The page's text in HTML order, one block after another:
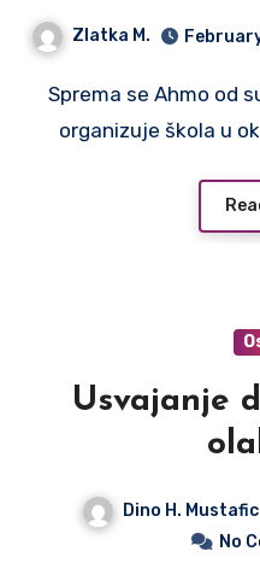
Zlatka M.
Sprema se Ahmo od sutra u školu plivanja koju
organizuje škola u
Usvajanje
Dino H. Mustafic
No